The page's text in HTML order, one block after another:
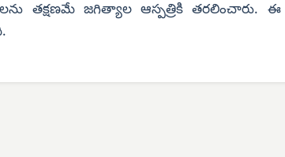
తక్షణమే జగిత్యాల ఆస్పత్రికి తరలించారు. ఈ